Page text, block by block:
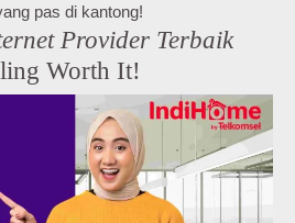
pas di kantong!
Provider Terbaik
Worth It!